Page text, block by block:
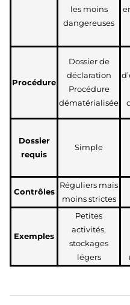
les moins
dangereuses
Procédure
Dossier de
déclaration
Procédure
dématérialisée
Dossier
requis
Simple
Contrôles
Réguliers mais
moins strictes
Exemples
Petites
activités,
stockages
légers